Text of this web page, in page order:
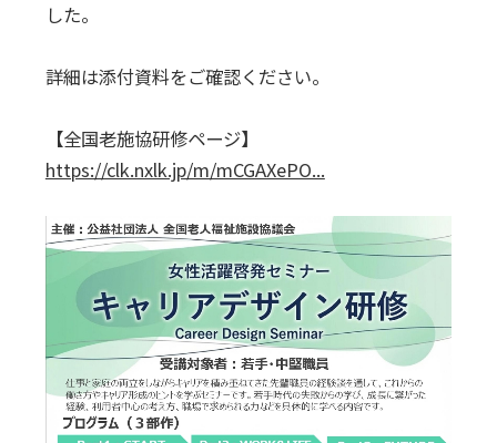
した。
詳細は添付資料をご確認ください。
【全国老施協研修ページ】
https://clk.nxlk.jp/m/mCGAXePO...